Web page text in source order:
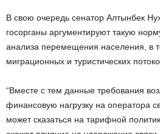
В свою очередь сенатор Алтынбек
госорганы аргументируют такую
анализа перемещения населения, в
миграционных и туристических
“Вместе с тем данные требования
финансовую нагрузку на оператора
может сказаться на тарифной